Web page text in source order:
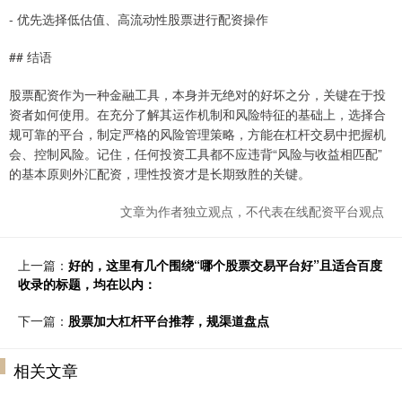
- 优先选择低估值、高流动性股票进行配资操作
## 结语
股票配资作为一种金融工具，本身并无绝对的好坏之分，关键在于投
资者如何使用。在充分了解其运作机制和风险特征的基础上，选择合
规可靠的平台，制定严格的风险管理策略，方能在杠杆交易中把握机
会、控制风险。记住，任何投资工具都不应违背“风险与收益相匹配”
的基本原则外汇配资，理性投资才是长期致胜的关键。
文章为作者独立观点，不代表在线配资平台观点
上一篇： 好的，这里有几个围绕“哪个股票交易平台好”且适合百度
收录的标题，均在以内：
下一篇： 股票加大杠杆平台推荐，规渠道盘点
相关文章